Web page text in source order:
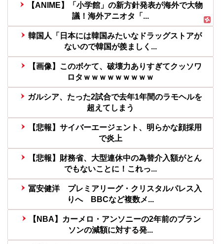
【ANIME】「小学館」の新方針発表が海外で大物
議！海外アニオタ「...
韓国人「日本には韓国みたいなドラッグストアが
ないので韓国が羨ましく...
【画像】このボケて、破壊力ありすぎてクッソワ
ロタｗｗｗｗｗｗｗｗｗ
ガルシア、たった2試合で去年1年間のラモヘルを
超えてしまう
【悲報】サイバーエージェント、明らかな顔採用
で炎上
【悲報】財務省、大型連休中の為替介入額がとん
でもないことに！これっ...
冨安健洋 プレミアリーグ・クリスタルパレス入
りへ BBCなど複数メ...
【NBA】カーメロ・アンソニーの2年前のブラン
ソンの減額に対する発...